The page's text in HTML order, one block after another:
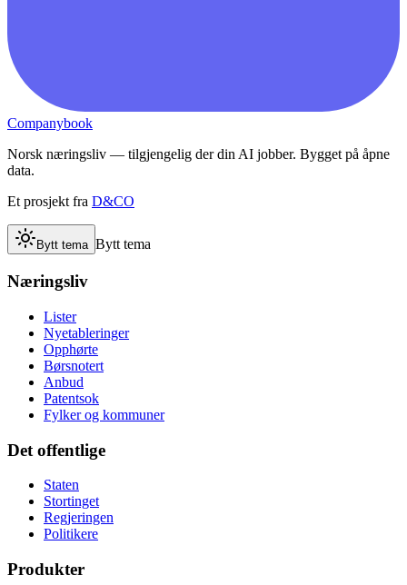
Companybook
Norsk næringsliv — tilgjengelig der din AI jobber. Bygget på åpne
data.
Et prosjekt fra D&CO
Bytt tema Bytt tema
Næringsliv
Lister
Nyetableringer
Opphørte
Børsnotert
Anbud
Patentsok
Fylker og kommuner
Det offentlige
Staten
Stortinget
Regjeringen
Politikere
Produkter